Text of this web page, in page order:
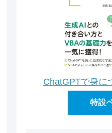
ChatGPTで身に
特設